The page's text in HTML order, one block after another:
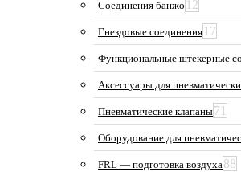
Соединения банжо 12
Гнездовые соединения 17
Функциональные штекерные
Аксессуары для
Пневматические клапаны71
Оборудование для
FRL — подготовка воздуха88